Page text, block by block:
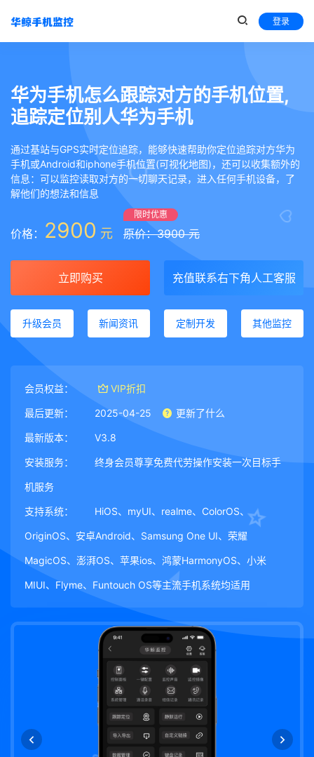
登录
华为手机怎么跟踪对方的手机位置,
追踪定位别人华为手机
通过基站与GPS实时定位追踪，能够快速帮助你定位追踪对方华为
手机或Android和iphone手机位置(可视化地图)，还可以收集额外的
信息：可以监控读取对方的一切聊天记录，进入任何手机设备，了
解他们的想法和信息
价格： 2900 元
限时优惠
原价：3900 元
立即购买 充值联系右下角人工客服
升级会员 新闻资讯 定制开发 其他监控
会员权益： VIP折扣
最后更新： 2025-04-25 更新了什么
最新版本： V3.8
安装服务： 终身会员尊享免费代劳操作安装一次目标手
机服务
支持系统： HiOS、myUI、realme、ColorOS、
OriginOS、安卓Android、Samsung One UI、荣耀
MagicOS、澎湃OS、苹果ios、鸿蒙HarmonyOS、小米
MIUI、Flyme、Funtouch OS等主流手机系统均适用